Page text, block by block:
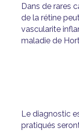
Dans de rares
de la rétine
vascularite
maladie de
Le diagnostic
pratiqués